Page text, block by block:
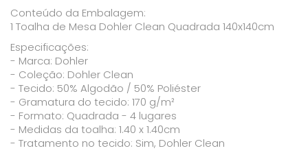
Conteúdo da Embalagem:
1 Toalha de Mesa Dohler Clean Quadrada 140x140cm
Especificações:
- Marca: Dohler
- Coleção: Dohler Clean
- Tecido: 50% Algodão / 50% Poliéster
- Gramatura do tecido: 170 g/m²
- Formato: Quadrada - 4 lugares
- Medidas da toalha: 1.40 x 1.40cm
- Tratamento no tecido: Sim, Dohler Clean